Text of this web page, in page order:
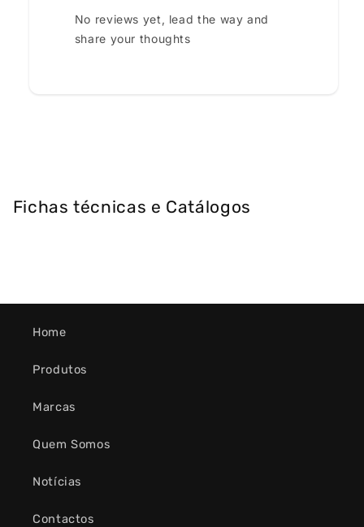
No reviews yet, lead the way and
share your thoughts
Fichas técnicas e Catálogos
Home
Produtos
Marcas
Quem Somos
Notícias
Contactos